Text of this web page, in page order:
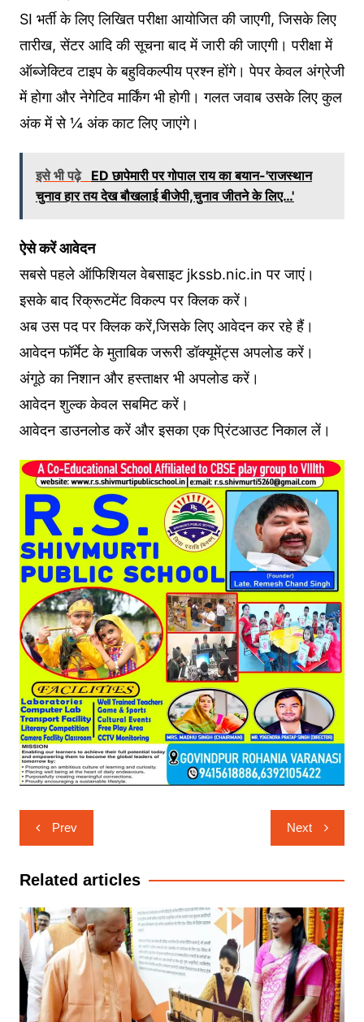
SI भर्ती के लिए लिखित परीक्षा आयोजित की जाएगी, जिसके लिए
तारीख, सेंटर आदि की सूचना बाद में जारी की जाएगी। परीक्षा में
ऑब्जेक्टिव टाइप के बहुविकल्पीय प्रश्न होंगे। पेपर केवल अंग्रेजी
में होगा और नेगेटिव मार्किंग भी होगी। गलत जवाब उसके लिए कुल
अंक में से ¼ अंक काट लिए जाएंगे।
इसे भी पढ़े ED छापेमारी पर गोपाल राय का बयान-'राजस्थान
चुनाव हार तय देख बौखलाई बीजेपी,चुनाव जीतने के लिए…'
ऐसे करें आवेदन
सबसे पहले ऑफिशियल वेबसाइट jkssb.nic.in पर जाएं।
इसके बाद रिक्रूटमेंट विकल्प पर क्लिक करें।
अब उस पद पर क्लिक करें,जिसके लिए आवेदन कर रहे हैं।
आवेदन फॉर्मेट के मुताबिक जरूरी डॉक्यूमेंट्स अपलोड करें।
अंगूठे का निशान और हस्ताक्षर भी अपलोड करें।
आवेदन शुल्क केवल सबमिट करें।
आवेदन डाउनलोड करें और इसका एक प्रिंटआउट निकाल लें।
Post
navigation
Prev Next
Related articles